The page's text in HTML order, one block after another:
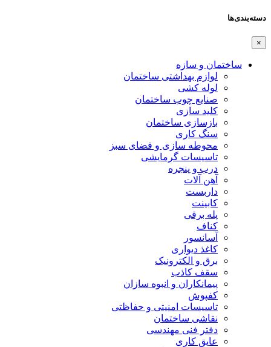
دسته‌بندی‌ها
×
ساختمان و سازه
لوازم بهداشتی ساختمان
لوله کشی
صنایع چوب ساختمان
کلید سازی
بازسازی ساختمان
سنگ کاری
محوطه سازی و فضای سبز
تاسیسات گرمایشی
درب و پنجره
آهن آلات
داربست
کابینت
پله برقی
کناف
آسانسور
کاغذ دیواری
برق و الکترونیک
سقف کاذب
پیمانکاران و انبوه سازان
کفپوش
تاسیسات امنیتی و حفاظتی
نقاشی ساختمان
دفتر فنی مهندسی
عایق کاری